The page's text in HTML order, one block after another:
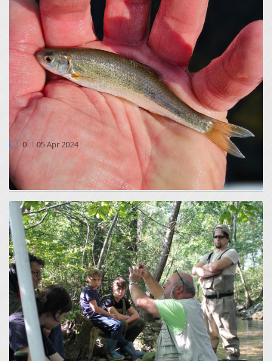
PRIMORSKA PODUST V NARAVI NAPREDUJE,
TUJERODNA PODUST REDKA
0 05 Apr 2024
V marcu 2024 smo v okviru Afterlife obdobja projekta v
potokih Jevšček in Močilnik izvedli monitoring uspeš...